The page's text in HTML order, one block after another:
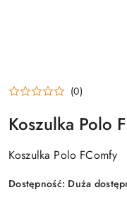
(0)
Koszulka Polo
Koszulka Polo FComfy
Dostępność: Duża